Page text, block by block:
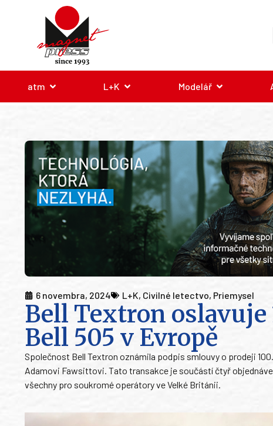
atm L+K Modelář
6 novembra, 2024 L+K, Civilné letectvo, Priemysel
Bell Textron
Bell 505 v Evropě
Společnost Bell Textron oznámila podpis smlouvy o prodeji
Adamovi Fawsittovi. Tato transakce je součástí čtyř
všechny pro soukromé operátory ve Velké Británii.